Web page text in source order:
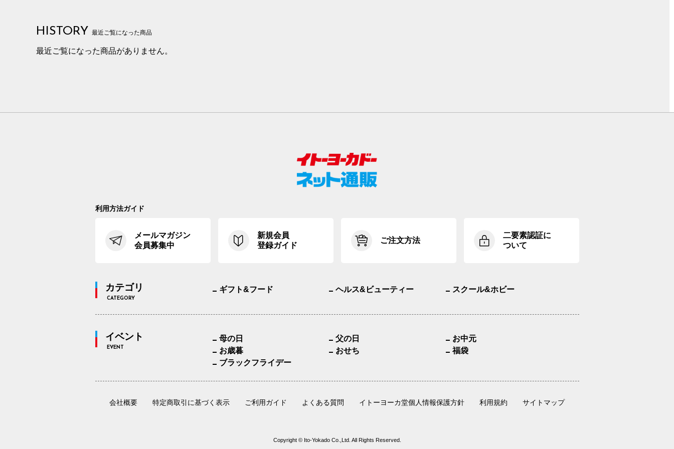
HISTORY 最近ご覧になった商品
最近ご覧になった商品がありません。
利用方法ガイド
メールマガジン
会員募集中
新規会員
登録ガイド
ご注文方法
二要素認証に
ついて
カテゴリ
CATEGORY
ギフト&フード ヘルス&ビューティー スクール&ホビー
イベント
EVENT
母の日 父の日
お中元
お歳暮
おせち
福袋
ブラックフライデー
会社概要 特定商取引に基づく表示 ご利用ガイド よくある質問 イトーヨーカ堂個人情報保護方針 利用規約 サイトマップ
Copyright © Ito-Yokado Co.,Ltd. All Rights Reserved.